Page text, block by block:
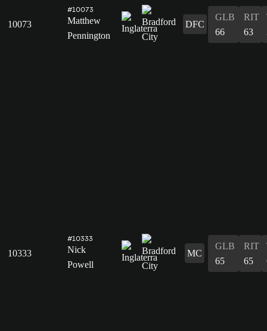
10073
#10073
Matthew
Pennington
DFC
GLB
66
RIT
63
10333
#10333
Nick
Powell
MC
GLB
65
RIT
65